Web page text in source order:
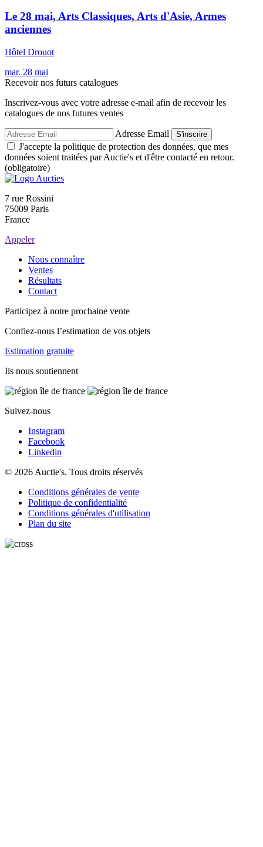
Le 28 mai, Arts Classiques, Arts d'Asie, Armes
anciennes
Hôtel Drouot
mar. 28 mai
Recevoir nos futurs catalogues
Inscrivez-vous avec votre adresse e-mail afin de recevoir les
catalogues de nos futures ventes
Adresse Email S'inscrire
J'accepte la politique de protection des données, que mes
données soient traitées par Auctie's et d'être contacté en retour.
(obligatoire)
7 rue Rossini
75009 Paris
France
Appeler
Nous connaître
Ventes
Résultats
Contact
Participez à notre prochaine vente
Confiez-nous l’estimation de vos objets
Estimation gratuite
Ils nous soutiennent
Suivez-nous
Instagram
Facebook
Linkedin
© 2026 Auctie's. Tous droits réservés
Conditions générales de vente
Politique de confidentialité
Conditions générales d'utilisation
Plan du site